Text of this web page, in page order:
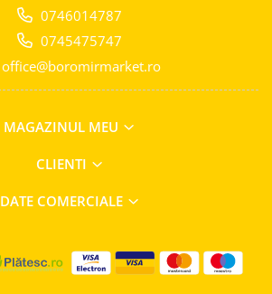
0746014787
0745475747
office@boromirmarket.ro
MAGAZINUL MEU
CLIENTI
DATE COMERCIALE